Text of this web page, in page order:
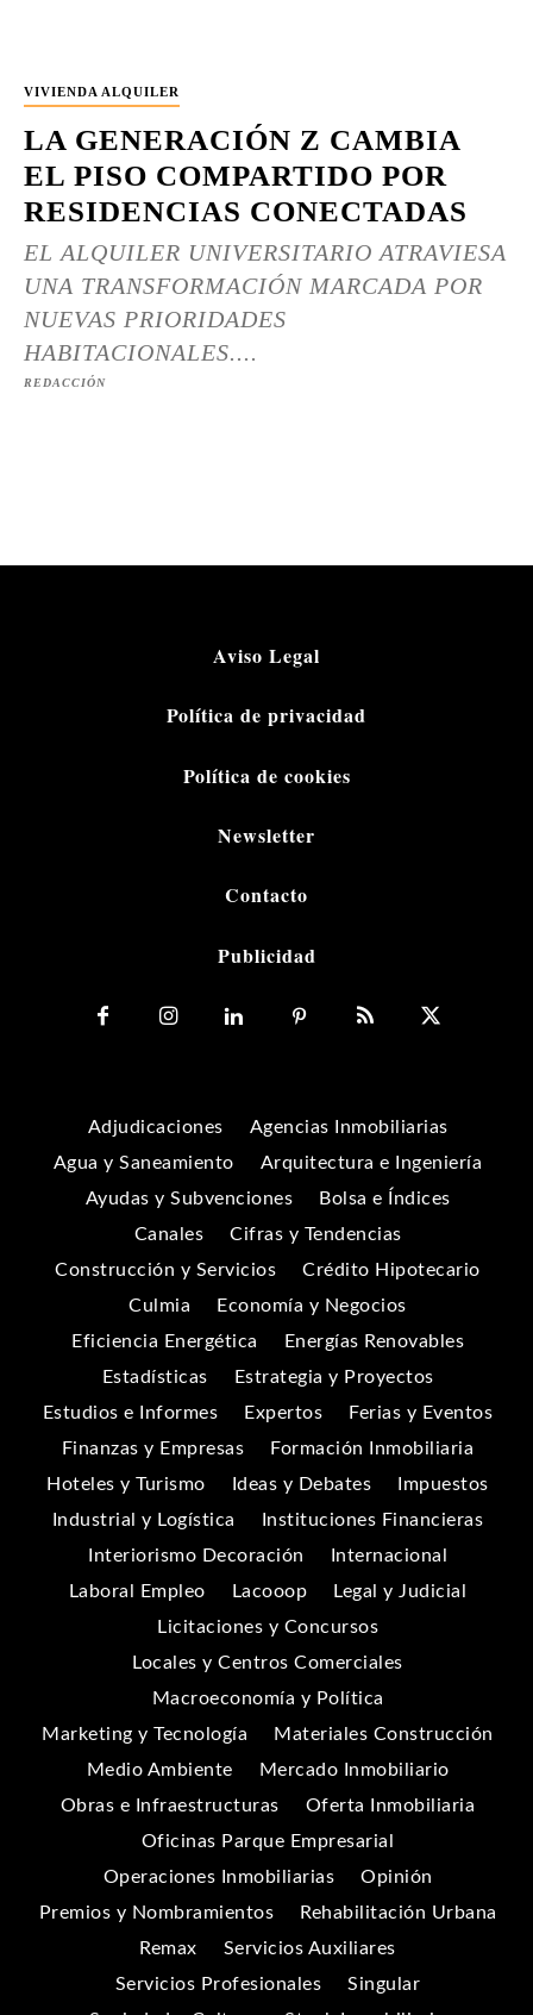
VIVIENDA ALQUILER
LA GENERACIÓN Z CAMBIA
EL PISO COMPARTIDO POR
RESIDENCIAS CONECTADAS
EL ALQUILER UNIVERSITARIO ATRAVIESA
UNA TRANSFORMACIÓN MARCADA POR
NUEVAS PRIORIDADES
HABITACIONALES....
REDACCIÓN
Aviso Legal
Política de privacidad
Política de cookies
Newsletter
Contacto
Publicidad
Adjudicaciones
Agencias Inmobiliarias
Agua y Saneamiento
Arquitectura e Ingeniería
Ayudas y Subvenciones
Bolsa e Índices
Canales
Cifras y Tendencias
Construcción y Servicios
Crédito Hipotecario
Culmia
Economía y Negocios
Eficiencia Energética
Energías Renovables
Estadísticas
Estrategia y Proyectos
Estudios e Informes
Expertos
Ferias y Eventos
Finanzas y Empresas
Formación Inmobiliaria
Hoteles y Turismo
Ideas y Debates
Impuestos
Industrial y Logística
Instituciones Financieras
Interiorismo Decoración
Internacional
Laboral Empleo
Lacooop
Legal y Judicial
Licitaciones y Concursos
Locales y Centros Comerciales
Macroeconomía y Política
Marketing y Tecnología
Materiales Construcción
Medio Ambiente
Mercado Inmobiliario
Obras e Infraestructuras
Oferta Inmobiliaria
Oficinas Parque Empresarial
Operaciones Inmobiliarias
Opinión
Premios y Nombramientos
Rehabilitación Urbana
Remax
Servicios Auxiliares
Servicios Profesionales
Singular